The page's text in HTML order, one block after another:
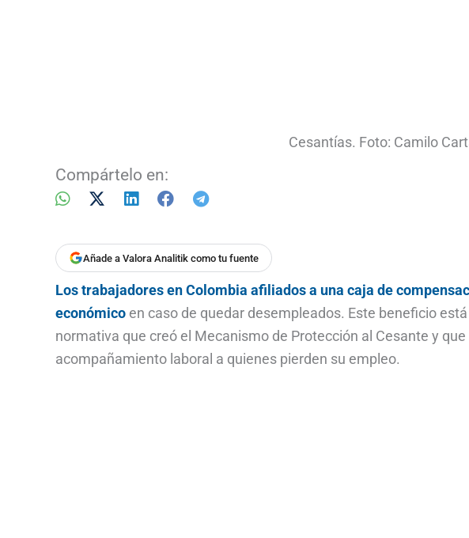
Cesantías. Foto: Camilo
Compártelo en:
Añade a Valora Analitik como tu fuente
Los trabajadores en Colombia afiliados a una caja de
económico en caso de quedar desempleados. Este beneficio
normativa que creó el Mecanismo de Protección al Cesante y
acompañamiento laboral a quienes pierden su empleo.